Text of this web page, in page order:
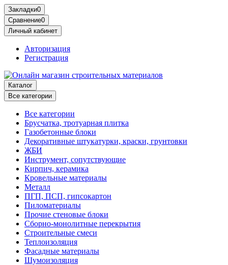
Закладки0
Сравнение0
Личный кабинет
Авторизация
Регистрация
Каталог
Все категории
Все категории
Брусчатка, тротуарная плитка
Газобетонные блоки
Декоративные штукатурки, краски, грунтовки
ЖБИ
Инструмент, сопутствующие
Кирпич, керамика
Кровельные материалы
Металл
ПГП, ПСП, гипсокартон
Пиломатериалы
Прочие стеновые блоки
Сборно-монолитные перекрытия
Строительные смеси
Теплоизоляция
Фасадные материалы
Шумоизоляция